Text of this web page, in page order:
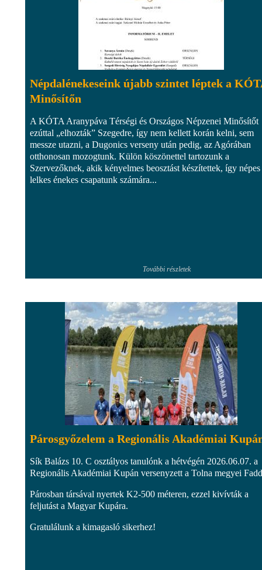
Népdalénekeseink újabb szintet léptek a
Minősítőn
A KÓTA Aranypáva Térségi és Országos Népzenei Minősítőt
ezúttal „elhozták” Szegedre, így nem kellett korán kelni, sem
messze utazni, a Dugonics verseny után pedig, az Agórában
otthonosan mozogtunk. Külön köszönettel tartozunk a
Szervezőknek, akik kényelmes beosztást készítettek, így népes
lelkes énekes csapatunk számára...
További részletek
Párosgyőzelem a Regionális Akadémiai
Sík Balázs 10. C osztályos tanulónk a hétvégén 2026.06.07. a
Regionális Akadémiai Kupán versenyzett a Tolna megyei
Párosban társával nyertek K2-500 méteren, ezzel kivívták a
feljutást a Magyar Kupára.
Gratulálunk a kimagasló sikerhez!